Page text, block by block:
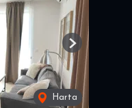
Harta
Next